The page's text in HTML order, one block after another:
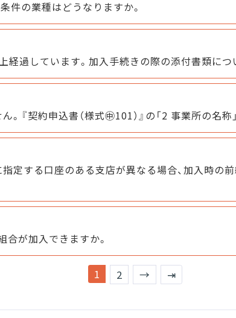
件の業種はどうなりますか。
過しています。加入手続きの際の添付書類につ
『契約申込書（様式㊥101）』の「2 事業所の名称
定する口座のある支店が異なる場合、加入時の
合が加入できますか。
1 2 → ⇥